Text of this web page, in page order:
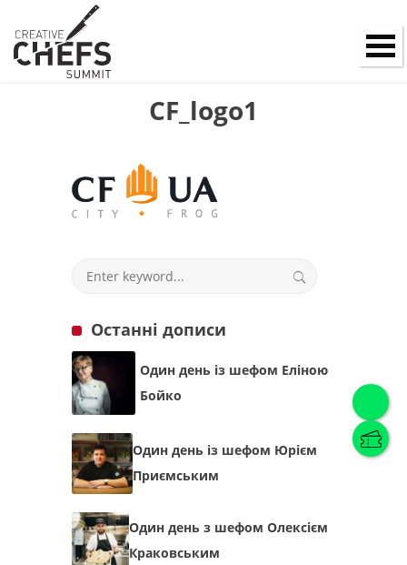
Українська (Українська)
Українська English
CF_logo1
Останні дописи
Один день із шефом Еліною
Бойко
Один день із шефом Юрієм
Приємським
Один день з шефом Олексієм
Краковським